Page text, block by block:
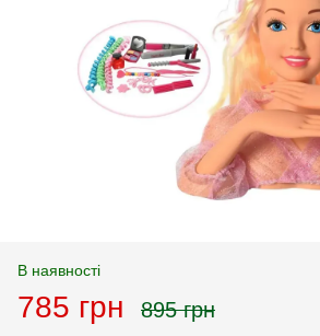
В наявності
785 грн 895 грн